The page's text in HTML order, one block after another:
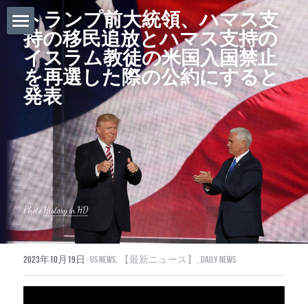
ホーム
Daily News
About Globalists
U.S. News
EuropeNews
China News
Featured Topics
Japan
トランプ前大統領、ハマス支
持の移民追放とハマス支持の
イスラム教徒の米国入国禁止
を再選した際の公約にすると
発表
Photo History in HD
2023年10月19日 ·US News, 【最新ニュース】, Daily News